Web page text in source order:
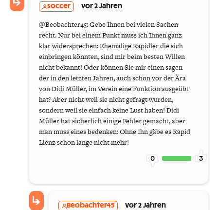
soccer vor 2 Jahren
@Beobachter45: Gebe Ihnen bei vielen Sachen
recht. Nur bei einem Punkt muss ich Ihnen ganz
klar widersprechen: Ehemalige Rapidler die sich
einbringen könnten, sind mir beim besten Willen
nicht bekannt! Oder können Sie mir einen sagen
der in den letzten Jahren, auch schon vor der Ära
von Didi Müller, im Verein eine Funktion ausgeübt
hat? Aber nicht weil sie nicht gefragt wurden,
sondern weil sie einfach keine Lust haben! Didi
Müller hat sicherlich einige Fehler gemacht, aber
man muss eines bedenken: Ohne Ihn gäbe es Rapid
Lienz schon lange nicht mehr!
0 3
Beobachter45 vor 2 Jahren